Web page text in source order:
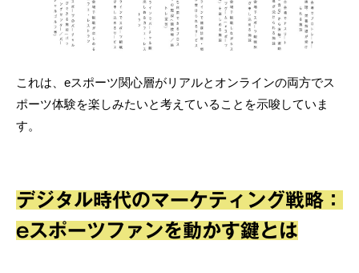
これは、eスポーツ関心層がリアルとオンラインの両方でス
ポーツ体験を楽しみたいと考えていることを示唆していま
す。
デジタル時代のマーケティング戦略：
eスポーツファンを動かす鍵とは